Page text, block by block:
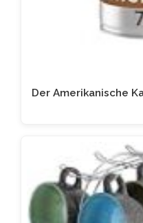
Der Amerikanische